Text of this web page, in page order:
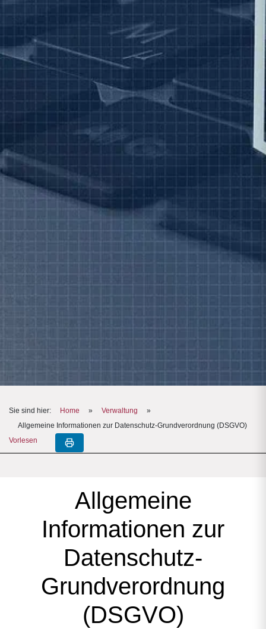
Sie sind hier: Home » Verwaltung
»
Allgemeine Informationen zur Datenschutz-Grundverordnung (DSGVO)
Vorlesen
Allgemeine
Informationen zur
Datenschutz-
Grundverordnung
(DSGVO)